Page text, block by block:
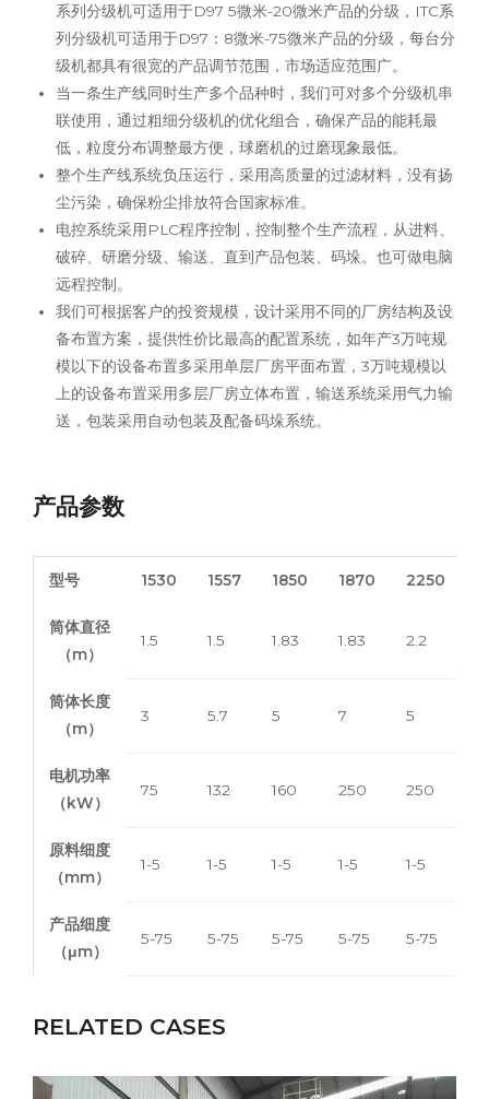
系列分级机可适用于D97 5微米-20微米产品的分级，ITC系
列分级机可适用于D97：8微米-75微米产品的分级，每台分
级机都具有很宽的产品调节范围，市场适应范围广。
当一条生产线同时生产多个品种时，我们可对多个分级机串
联使用，通过粗细分级机的优化组合，确保产品的能耗最
低，粒度分布调整最方便，球磨机的过磨现象最低。
整个生产线系统负压运行，采用高质量的过滤材料，没有扬
尘污染，确保粉尘排放符合国家标准。
电控系统采用PLC程序控制，控制整个生产流程，从进料、
破碎、研磨分级、输送、直到产品包装、码垛。也可做电脑
远程控制。
我们可根据客户的投资规模，设计采用不同的厂房结构及设
备布置方案，提供性价比最高的配置系统，如年产3万吨规
模以下的设备布置多采用单层厂房平面布置，3万吨规模以
上的设备布置采用多层厂房立体布置，输送系统采用气力输
送，包装采用自动包装及配备码垛系统。
产品参数
型号 1530 1557 1850 1870 2250
筒体直径
（m）
1.5 1.5 1.83 1.83 2.2
筒体长度
（m）
3 5.7 5 7 5
电机功率
（kW）
75 132 160 250 250
原料细度
（mm）
1-5 1-5 1-5 1-5 1-5
产品细度
（μm）
5-75 5-75 5-75 5-75 5-75
RELATED CASES